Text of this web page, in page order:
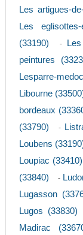
Les artigues-
Les
(33190)
-
peintures
Lesparre-
Libourne
bordeaux
(33790)
-
Loubens
Loupiac (33410)
(33840)
-
Lugasson
Lugos (33830)
Madirac